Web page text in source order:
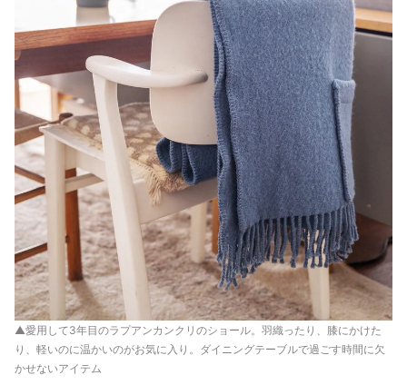
▲愛用して3年目のラプアンカンクリのショール。羽織ったり、膝にかけた
り、軽いのに温かいのがお気に入り。ダイニングテーブルで過ごす時間に欠
かせないアイテム